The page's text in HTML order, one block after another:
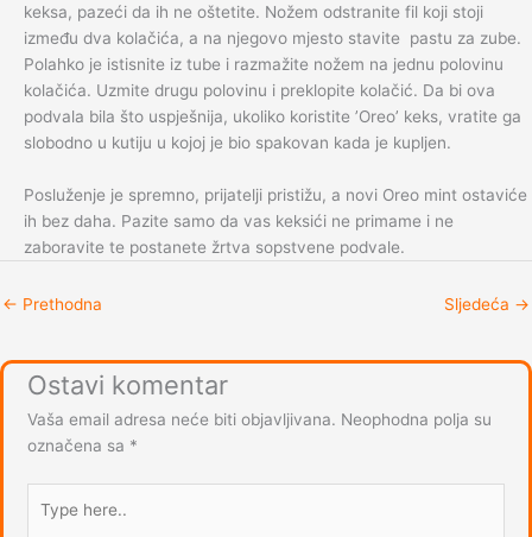
keksa, pazeći da ih ne oštetite. Nožem odstranite fil koji stoji
između dva kolačića, a na njegovo mjesto stavite pastu za zube.
Polahko je istisnite iz tube i razmažite nožem na jednu polovinu
kolačića. Uzmite drugu polovinu i preklopite kolačić. Da bi ova
podvala bila što uspješnija, ukoliko koristite ’Oreo’ keks, vratite ga
slobodno u kutiju u kojoj je bio spakovan kada je kupljen.
Posluženje je spremno, prijatelji pristižu, a novi Oreo mint ostaviće
ih bez daha. Pazite samo da vas keksići ne primame i ne
zaboravite te postanete žrtva sopstvene podvale.
← Prethodna Sljedeća →
Ostavi komentar
Vaša email adresa neće biti objavljivana. Neophodna polja su
označena sa *
here..